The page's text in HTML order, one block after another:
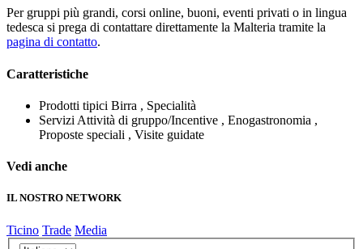
Per gruppi più grandi, corsi online, buoni, eventi privati o in lingua
tedesca si prega di contattare direttamente la Malteria tramite la
pagina di contatto.
Caratteristiche
Prodotti tipici Birra , Specialità
Servizi Attività di gruppo/Incentive , Enogastronomia ,
Proposte speciali , Visite guidate
Vedi anche
IL NOSTRO NETWORK
Ticino Trade Media